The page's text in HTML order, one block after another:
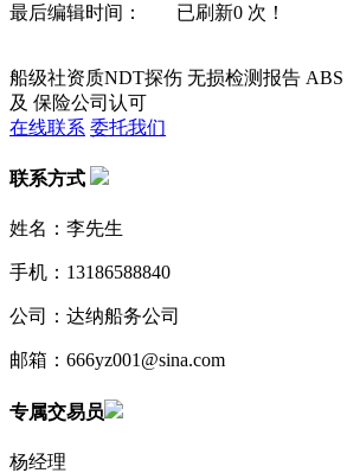
最后编辑时间： 已刷新0 次！
船级社资质NDT探伤 无损检测报告
及 保险公司认可
在线联系 委托我们
联系方式
姓名：李先生
手机：13186588840
公司：达纳船务公司
邮箱：666yz001@sina.com
专属交易员
杨经理